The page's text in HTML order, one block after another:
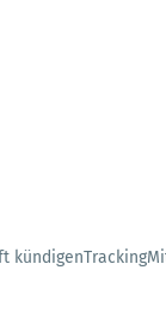
kündigenTracking